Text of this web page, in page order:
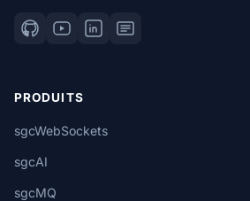
PRODUITS
sgcWebSockets
sgcAI
sgcMQ